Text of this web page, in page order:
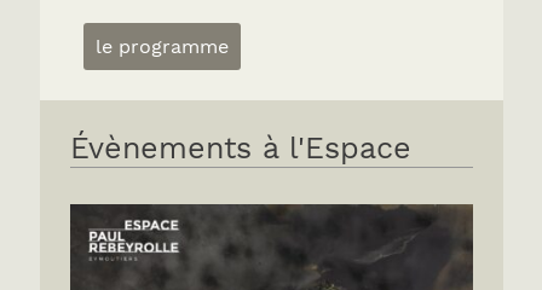
le programme
Évènements à l'Espace